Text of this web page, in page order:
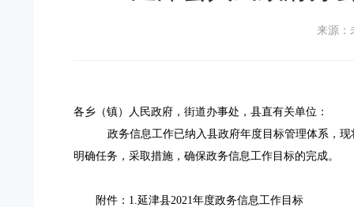
来源：
各乡（镇）人民政府，街道办事处，县直有关单位：
政务信息工作已纳入县政府年度目标管理体系，现
明确任务，采取措施，确保政务信息工作目标的完成。
附件： 1.延津县2021年度政务信息工作目标